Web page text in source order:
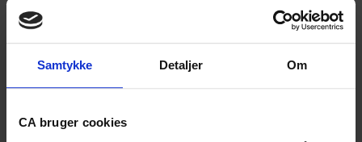
Samtykke Detaljer Om
CA bruger cookies
Er du nyuddannet?
Vigtige datoer for dimittender
Land dit første job
Kickstart din karriere
Karriererådgivning
Løn og lønforhandling